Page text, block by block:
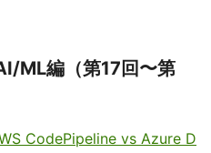
ML編（第17回〜第
CodePipeline vs Azure D